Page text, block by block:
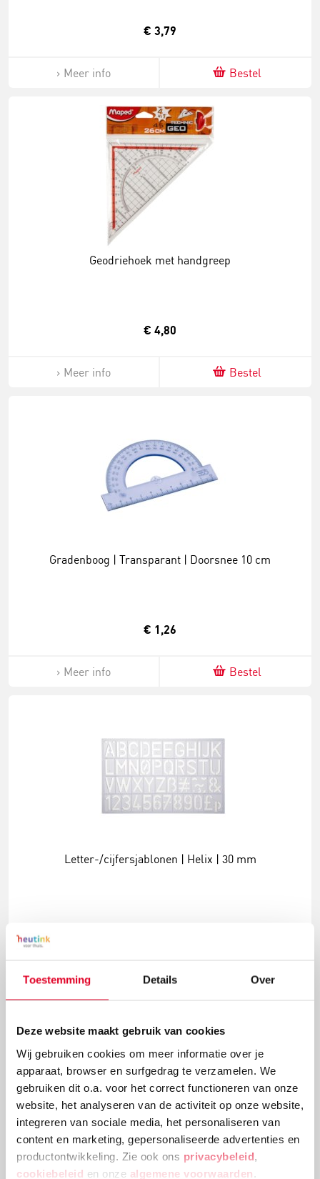
Toestemming Details Over
Deze website maakt gebruik van cookies
Wij gebruiken cookies om meer informatie over je
apparaat, browser en surfgedrag te verzamelen. We
gebruiken dit o.a. voor het correct functioneren van onze
website, het analyseren van de activiteit op onze website,
integreren van sociale media, het personaliseren van
content en marketing, gepersonaliseerde advertenties en
productontwikkeling. Zie ook ons privacybeleid
cookiebeleid en onze algemene voorwaarden
€ 3,79
Meer info Bestel
Geodriehoek met handgreep
€ 4,80
Meer info Bestel
Gradenboog | Transparant | Doorsnee 10 cm
€ 1,26
Meer info Bestel
Letter-/cijfersjablonen | Helix | 30 mm
Letter-/cijfersjablonen | Linex | 50 mm